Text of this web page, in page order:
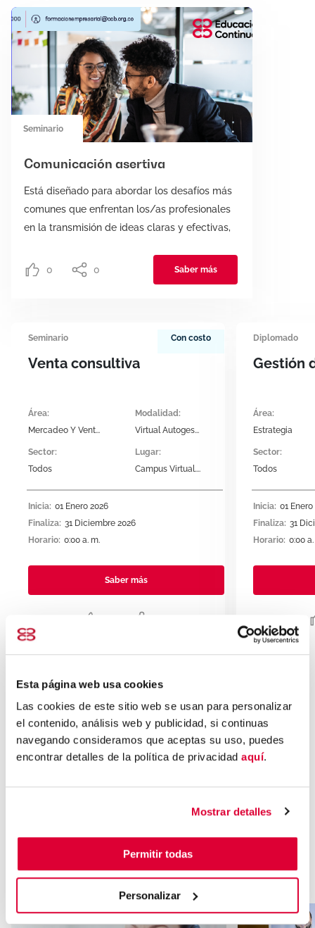
Esta página web usa cookies
Las cookies de este sitio web se usan para personalizar
el contenido, análisis web y publicidad, si continuas
navegando consideramos que aceptas su uso, puedes
encontrar detalles de la política de privacidad aquí.
Mostrar detalles
Permitir todas
Personalizar
Seminario
Comunicación asertiva
Está diseñado para abordar los desafíos más
comunes que enfrentan los/as profesionales
en la transmisión de ideas claras y efectivas,
negociación. Nuestro enfoque combina teoría
aplicada con ejercicios prácticos que reflejan
conocimientos teóricos, sino también
desarrollar habilidades prácticas que se
0 0 Saber más
Seminario Con costo
venta consultiva
Área:
Mercadeo Y Vent...
Sector:
Todos
Modalidad :
Virtual Autoges...
Lugar:
Campus Virtual....
Inicia: 01 Enero 2026
Finaliza: 31 Diciembre 2026
Horario: 0:00 a. m.
Saber más
Diplomado
gestión
Área:
Estrategia
Sector:
Todos
Inicia: 01 Enero
Finaliza: 31
Horario: 0:00
Revisar todo el contenido
Lo más valorado por
empresarios y empresarias